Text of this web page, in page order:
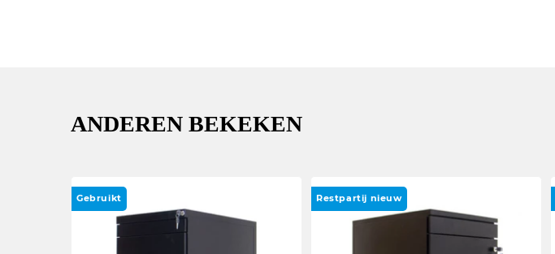
ANDEREN BEKEKEN
Gebruikt Restpartij nieuw